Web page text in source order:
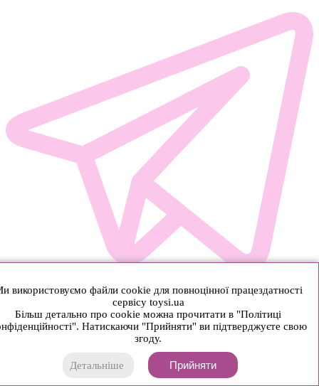
використовуємо файли cookie для повноцінної працездатності
сервісу toysi.ua
Більш детально про cookie можна прочитати в "Політиці
Натискаючи "Прийняти" ви підтверджуєте свою
згоду.
Детальніше Прийняти